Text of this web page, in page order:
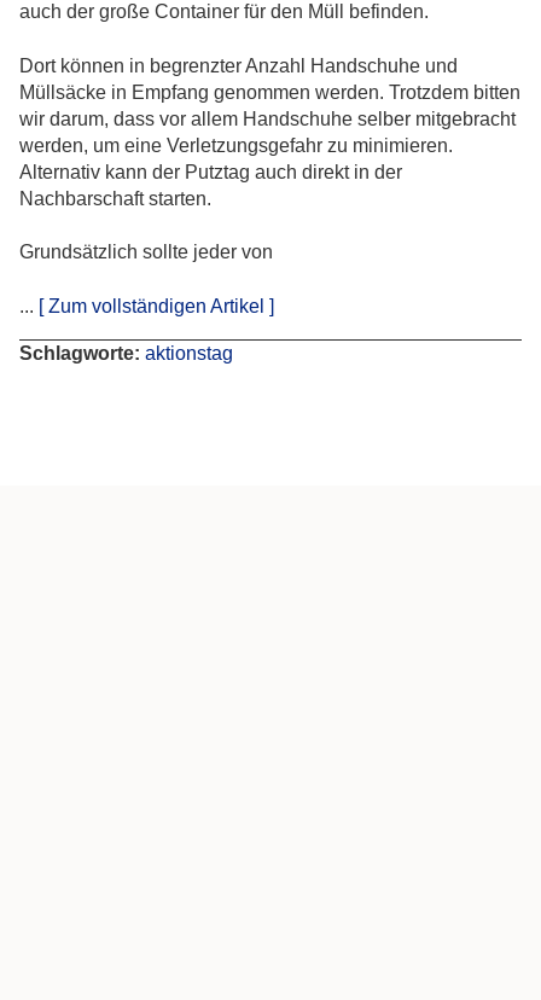
auch der große Container für den Müll befinden.
Dort können in begrenzter Anzahl Handschuhe und
Müllsäcke in Empfang genommen werden. Trotzdem bitten
wir darum, dass vor allem Handschuhe selber mitgebracht
werden, um eine Verletzungsgefahr zu minimieren.
Alternativ kann der Putztag auch direkt in der
Nachbarschaft starten.
Grundsätzlich sollte jeder von
... [ Zum vollständigen Artikel ]
Schlagworte: aktionstag